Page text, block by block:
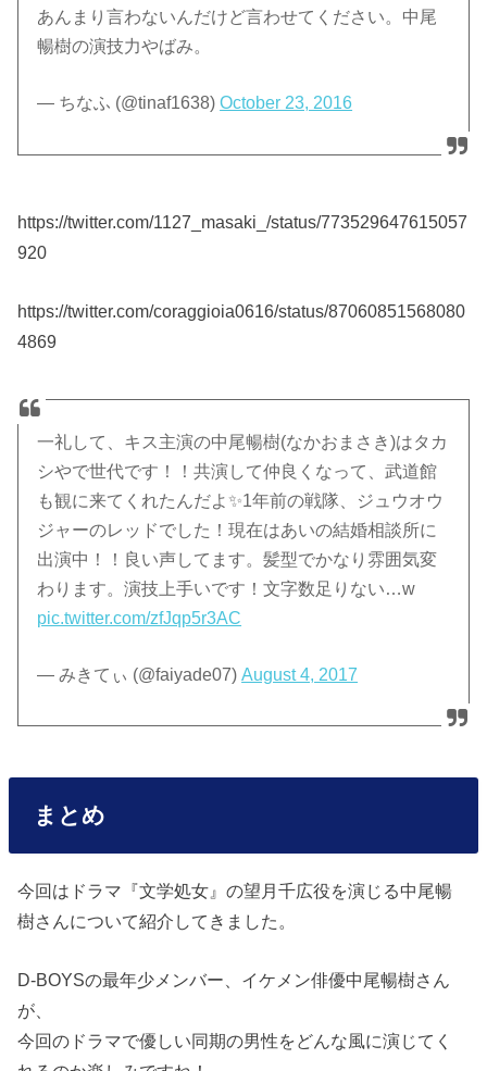
あんまり言わないんだけど言わせてください。中尾
暢樹の演技力やばみ。
— ちなふ (@tinaf1638)October 23, 2016
https://twitter.com/1127_masaki_/status/773529647615057
920
https://twitter.com/coraggioia0616/status/87060851568080
4869
一礼して、キス主演の中尾暢樹(なかおまさき)はタカ
シやで世代です！！共演して仲良くなって、武道館
も観に来てくれたんだよ✨1年前の戦隊、ジュウオウ
ジャーのレッドでした！現在はあいの結婚相談所に
出演中！！良い声してます。髪型でかなり雰囲気変
わります。演技上手いです！文字数足りない…w
pic.twitter.com/zfJqp5r3AC
— みきてぃ (@faiyade07)August 4, 2017
まとめ
今回はドラマ『文学処女』の望月千広役を演じる中尾暢
樹さんについて紹介してきました。
D-BOYSの最年少メンバー、イケメン俳優中尾暢樹さん
が、
今回のドラマで優しい同期の男性をどんな風に演じてく